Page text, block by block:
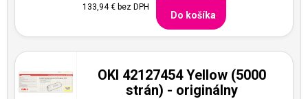
133,94 €bez DPH
Do košíka
OKI 42127454 Yellow (5000
strán) - originálny